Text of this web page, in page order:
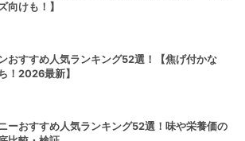
向けも！】
おすすめ人気ランキング52選！【焦げ付かな
！2026最新】
ーおすすめ人気ランキング52選！味や栄養価の